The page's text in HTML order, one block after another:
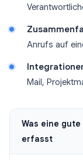
Anrufs auf
Mail,
Was eine
erfasst